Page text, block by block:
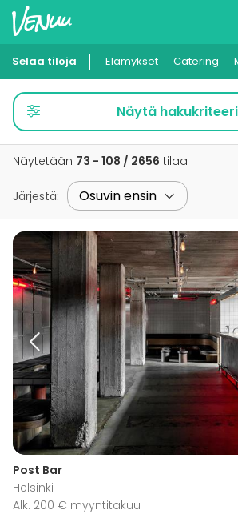
Muistilistasi
Kirjaudu
Suomi
Selaa tiloja Elämykset Catering
Näytä
Näytetään 73 - 108 / 2656 tilaa
Järjestä:
Post Bar
Helsinki
Alk. 200 € myyntitakuu